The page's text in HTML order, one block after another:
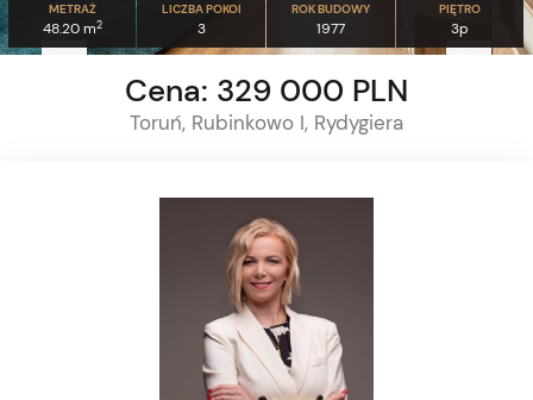
METRAŻ
48.20 m2
LICZBA POKOI
3
ROK BUDOWY
1977
PIĘTRO
3p
Cena: 329 000 PLN
Toruń, Rubinkowo I, Rydygiera